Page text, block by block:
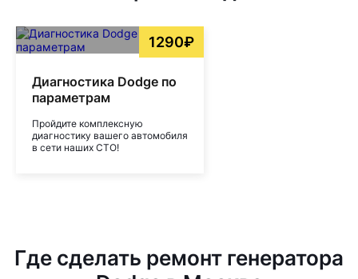
1290₽
Диагностика Dodge по
параметрам
Пройдите комплексную
диагностику вашего автомобиля
в сети наших СТО!
Где сделать ремонт генератора